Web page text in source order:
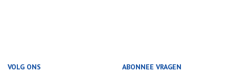
VOLG ONS ABONNEE VRAGEN